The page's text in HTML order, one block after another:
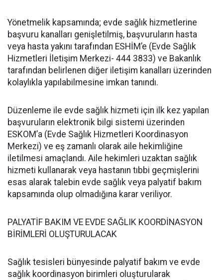
Yönetmelik kapsamında; evde sağlık hizmetlerine
başvuru kanalları genişletilmiş, başvuruların hasta
veya hasta yakını tarafından ESHİM’e (Evde Sağlık
Hizmetleri İletişim Merkezi- 444 3833) ve Bakanlık
tarafından belirlenen diğer iletişim kanalları üzerinden
kolaylıkla yapılabilmesine imkan tanındı.
Düzenleme ile evde sağlık hizmeti için ilk kez yapılan
başvuruların elektronik bilgi sistemi üzerinden
ESKOM’a (Evde Sağlık Hizmetleri Koordinasyon
Merkezi) ve eş zamanlı olarak aile hekimliğine
iletilmesi amaçlandı. Aile hekimleri uzaktan sağlık
hizmeti kullanarak veya hastanın tıbbi geçmişlerini
esas alarak talebin evde sağlık veya palyatif bakım
kapsamında olup olmadığına karar veriliyor.
PALYATİF BAKIM VE EVDE SAĞLIK KOORDİNASYON
BİRİMLERİ OLUŞTURULACAK
Sağlık tesisleri bünyesinde palyatif bakım ve evde
sağlık koordinasyon birimleri oluşturularak